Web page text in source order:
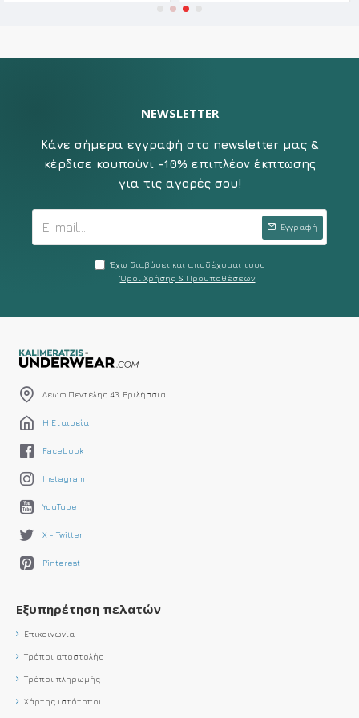
NEWSLETTER
Κάνε σήμερα εγγραφή στο newsletter μας &
κέρδισε κουπούνι -10% επιπλέον έκπτωσης
για τις αγορές σου!
Εγγραφή
Έχω διαβάσει και αποδέχομαι τους
Όροι Χρήσης & Προυποθέσεων
Λεωφ.Πεντέλης 43, Βριλήσσια
Η Εταιρεία
Facebook
Instagram
YouTube
X - Twitter
Pinterest
Εξυπηρέτηση πελατών
Επικοινωνία
Τρόποι αποστολής
Τρόποι πληρωμής
Χάρτης ιστότοπου